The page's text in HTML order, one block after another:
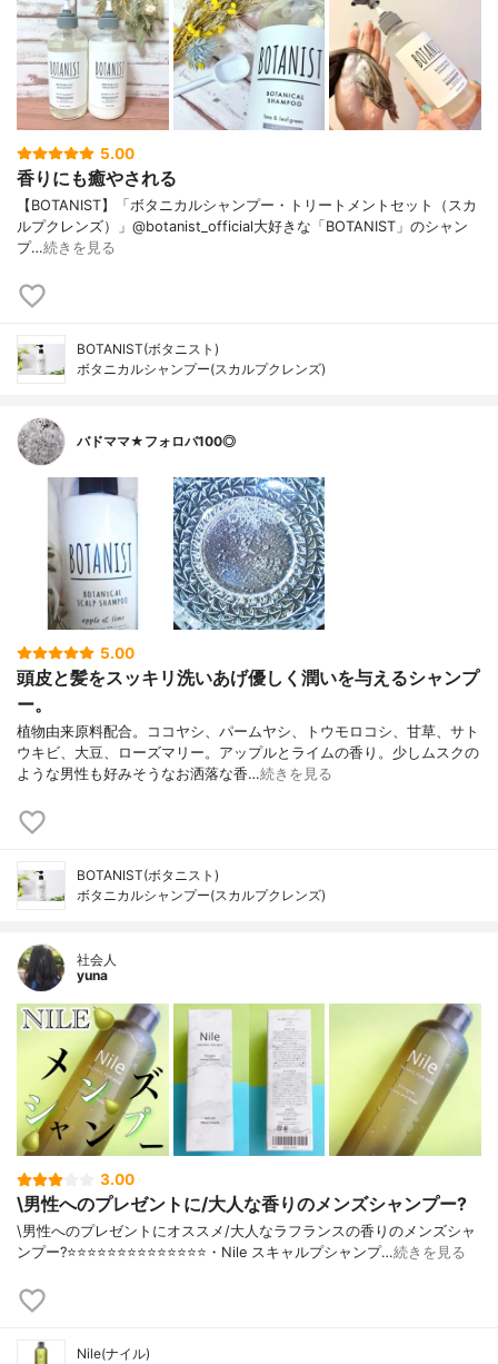
5.00
香りにも癒やされる
【BOTANIST】「ボタニカルシャンプー・トリートメントセット（スカ
ルプクレンズ）」@botanist_official大好きな「BOTANIST」のシャン
プ…続きを見る
BOTANIST(ボタニスト)
ボタニカルシャンプー(スカルプクレンズ)
バドママ★フォロバ100◎
5.00
頭皮と髪をスッキリ洗いあげ優しく潤いを与えるシャンプ
ー。
植物由来原料配合。ココヤシ、パームヤシ、トウモロコシ、甘草、サト
ウキビ、大豆、ローズマリー。アップルとライムの香り。少しムスクの
ような男性も好みそうなお洒落な香…続きを見る
BOTANIST(ボタニスト)
ボタニカルシャンプー(スカルプクレンズ)
社会人
yuna
3.00
\男性へのプレゼントに/大人な香りのメンズシャンプー?
\男性へのプレゼントにオススメ/大人なラフランスの香りのメンズシャ
ンプー?⭐️⭐️⭐️⭐️⭐️⭐️⭐️⭐️⭐️⭐️⭐️⭐️⭐️⭐️・Nile スキャルプシャンプ…続きを見る
Nile(ナイル)